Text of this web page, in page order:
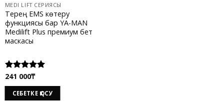
MEDI LIFT СЕРИЯСЫ
Терең EMS көтеру
функциясы бар YA-MAN
Medilift Plus премиум бет
маскасы
Rated5.00
241 000₸
СЕБЕТКЕ ҚОСУ